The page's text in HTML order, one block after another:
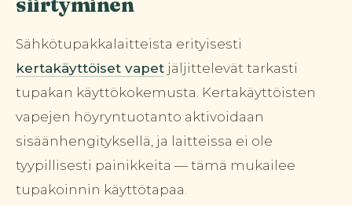
Sähkötupakkalaitteista erityisesti
kertakäyttöiset vapet jäljittelevät tarkasti
tupakan käyttökokemusta. Kertakäyttöisten
vapejen höyryntuotanto aktivoidaan
sisäänhengityksellä, ja laitteissa ei ole
tyypillisesti painikkeita — tämä mukailee
tupakoinnin käyttötapaa.